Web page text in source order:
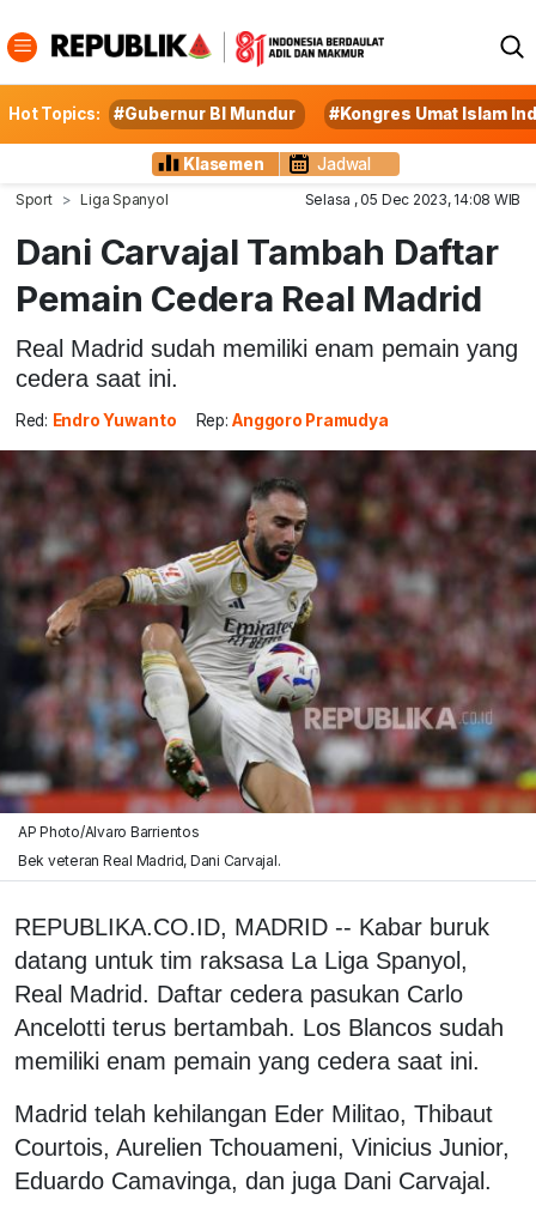
Hot Topics: #Gubernur BI Mundur #Kongres Umat Islam
Klasemen Jadwal
Sport Liga Spanyol Selasa , 05 Dec 2023, 14:08 WIB
Dani Carvajal Tambah Daftar
Pemain Cedera Real Madrid
Real Madrid sudah memiliki enam pemain yang
cedera saat ini.
Red: Endro Yuwanto Rep: Anggoro Pramudya
AP Photo/Alvaro Barrientos
Bek veteran Real Madrid, Dani Carvajal.
REPUBLIKA.CO.ID, MADRID -- Kabar buruk
datang untuk tim raksasa La Liga Spanyol,
Real Madrid. Daftar cedera pasukan Carlo
Ancelotti terus bertambah. Los Blancos sudah
memiliki enam pemain yang cedera saat ini.
Madrid telah kehilangan Eder Militao, Thibaut
Courtois, Aurelien Tchouameni, Vinicius Junior,
Eduardo Camavinga, dan juga Dani Carvajal.